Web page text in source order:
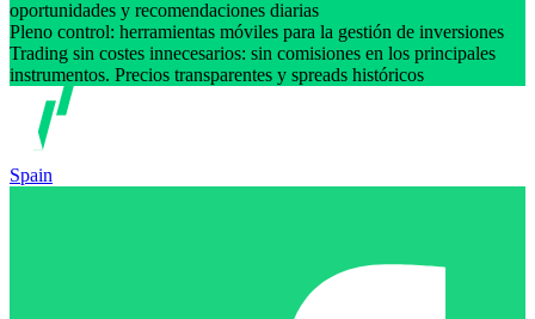
oportunidades y recomendaciones diarias
Pleno control: herramientas móviles para la gestión de inversiones
Trading sin costes innecesarios: sin comisiones en los principales
instrumentos. Precios transparentes y spreads históricos
Spain